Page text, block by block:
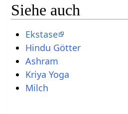
Siehe auch
Ekstase
Hindu Götter
Ashram
Kriya Yoga
Milch